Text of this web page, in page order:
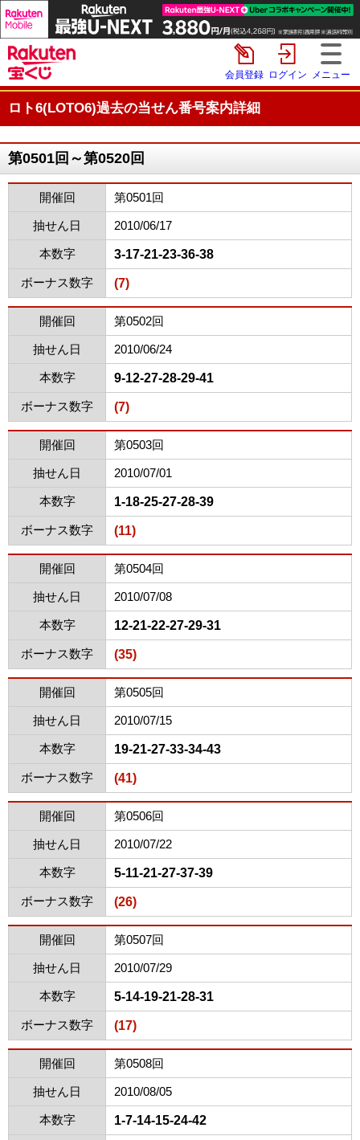
会員登録 ログイン メニュー
ロト6(LOTO6)過去の当せん番号案内詳細
第0501回～第0520回
開催回 第0501回
抽せん日 2010/06/17
本数字 3-17-21-23-36-38
ボーナス数字 (7)
開催回 第0502回
抽せん日 2010/06/24
本数字 9-12-27-28-29-41
ボーナス数字 (7)
開催回 第0503回
抽せん日 2010/07/01
本数字 1-18-25-27-28-39
ボーナス数字 (11)
開催回 第0504回
抽せん日 2010/07/08
本数字 12-21-22-27-29-31
ボーナス数字 (35)
開催回 第0505回
抽せん日 2010/07/15
本数字 19-21-27-33-34-43
ボーナス数字 (41)
開催回 第0506回
抽せん日 2010/07/22
本数字 5-11-21-27-37-39
ボーナス数字 (26)
開催回 第0507回
抽せん日 2010/07/29
本数字 5-14-19-21-28-31
ボーナス数字 (17)
開催回 第0508回
抽せん日 2010/08/05
本数字 1-7-14-15-24-42